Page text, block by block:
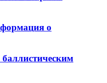
о